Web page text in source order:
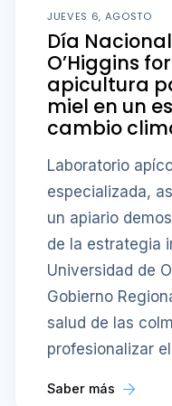
JUEVES 6, AGOSTO
Día
O’Higgins
apicultura
miel en un
cambio
Laboratorio
especializada,
un apiario
de la estrategia
Universidad de
Gobierno
salud de las
profesionalizar
Saber más